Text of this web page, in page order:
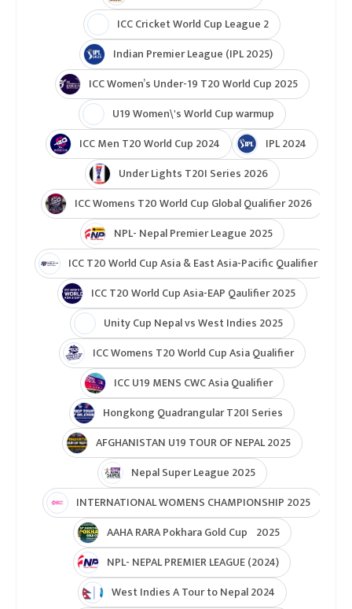
ICC Cricket World Cup League 2
Indian Premier League (IPL 2025)
ICC Women’s Under-19 T20 World Cup 2025
U19 Women\'s World Cup warmup
ICC Men T20 World Cup 2024
IPL 2024
Under Lights T20I Series 2026
ICC Womens T20 World Cup Global Qualifier 2026
NPL- Nepal Premier League 2025
ICC T20 World Cup Asia & East Asia-Pacific Qualifier
ICC T20 World Cup Asia-EAP Qaulifier 2025
Unity Cup Nepal vs West Indies 2025
ICC Womens T20 World Cup Asia Qualifier
ICC U19 MENS CWC Asia Qualifier
Hongkong Quadrangular T20I Series
AFGHANISTAN U19 TOUR OF NEPAL 2025
Nepal Super League 2025
INTERNATIONAL WOMENS CHAMPIONSHIP 2025
AAHA RARA Pokhara Gold Cup 2025
NPL- NEPAL PREMIER LEAGUE (2024)
West Indies A Tour to Nepal 2024